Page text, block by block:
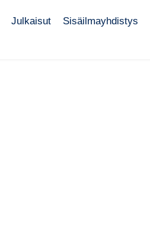
Julkaisut Sisäilmayhdistys